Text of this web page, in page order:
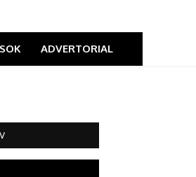
ADVERTORIAL